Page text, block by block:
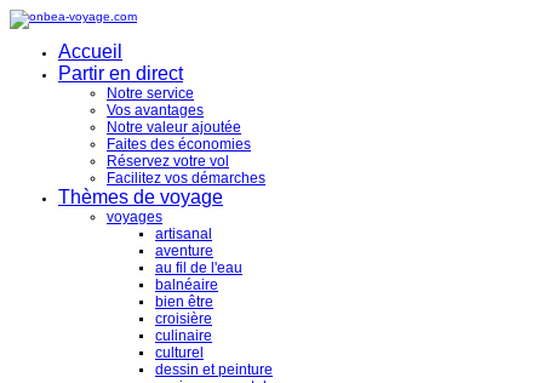
Accueil
Partir en direct
Notre service
Vos avantages
Notre valeur ajoutée
Faites des économies
Réservez votre vol
Facilitez vos démarches
Thèmes de voyage
voyages
artisanal
aventure
au fil de l'eau
balnéaire
bien être
croisière
culinaire
culturel
dessin et peinture